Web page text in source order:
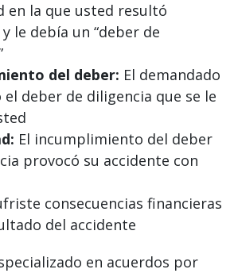
en la que usted resultó
le debía un “deber de
del deber: El demandado
deber de diligencia que se le
El incumplimiento del deber
provocó su accidente con
consecuencias financieras
del accidente
en acuerdos por